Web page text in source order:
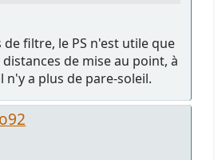
filtre, le PS n'est utile que
de mise au point, à
n'y a plus de pare-soleil.